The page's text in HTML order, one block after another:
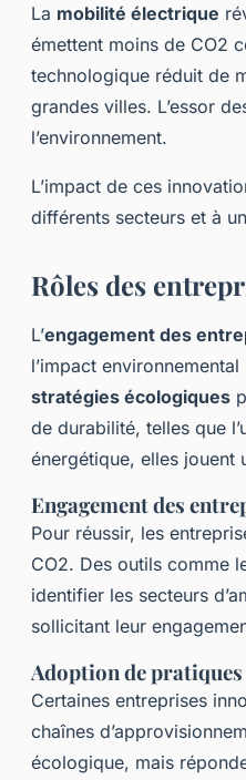
La mobilité électrique
émettent moins de CO2
technologique réduit de
grandes villes. L’essor
l’environnement.
L’impact de ces
différents secteurs et à
Rôles des
L’engagement des
l’impact
stratégies écologiques
de durabilité, telles que
énergétique, elles jouent
Engagement des
Pour réussir, les
CO2. Des outils comme
identifier les secteurs
sollicitant leur
Adoption de
Certaines entreprises
chaînes
écologique, mais